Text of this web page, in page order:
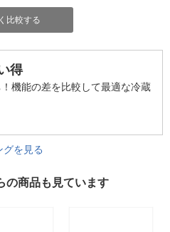
比較する
得
機能の差を比較して最適な冷蔵
を見る
の商品も見ています